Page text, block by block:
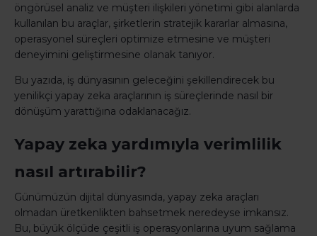
öngörüsel analiz ve müşteri ilişkileri yönetimi gibi alanlarda
kullanılan bu araçlar, şirketlerin stratejik kararlar almasına,
operasyonel süreçleri optimize etmesine ve müşteri
deneyimini geliştirmesine olanak tanıyor.
Bu yazıda, iş dünyasının geleceğini şekillendirecek bu
yenilikçi yapay zeka araçlarının iş süreçlerinde nasıl bir
dönüşüm yarattığına odaklanacağız.
Yapay zeka yardımıyla verimlilik
nasıl artırabilir?
Günümüzün dijital dünyasında, yapay zeka araçları
olmadan üretkenlikten bahsetmek neredeyse imkansız.
Bu, büyük ölçüde çeşitli iş operasyonlarına uyum sağlama